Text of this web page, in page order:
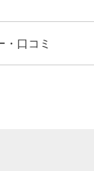
・口コミ